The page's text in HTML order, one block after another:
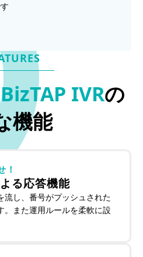
IVRの
機能
！
る応答機能
流し、番号がプッシュされた
。また運用ルールを柔軟に設